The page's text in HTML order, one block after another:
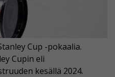
Cup -pokaalia.
Cupin eli
kesällä 2024.